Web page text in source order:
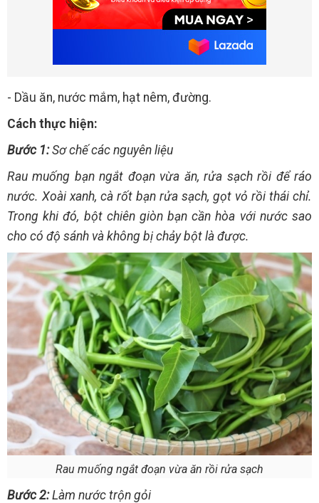
- Dầu ăn, nước mắm, hạt nêm, đường.
Cách thực hiện:
Bước 1:Sơ chế các nguyên liệu
Rau muống bạn ngắt đoạn vừa ăn, rửa sạch rồi để ráo
nước. Xoài xanh, cà rốt bạn rửa sạch, gọt vỏ rồi thái chỉ.
Trong khi đó, bột chiên giòn bạn cần hòa với nước sao
cho có độ sánh và không bị chảy bột là được.
Rau muống ngắt đoạn vừa ăn rồi rửa sạch
Bước 2:Làm nước trộn gỏi